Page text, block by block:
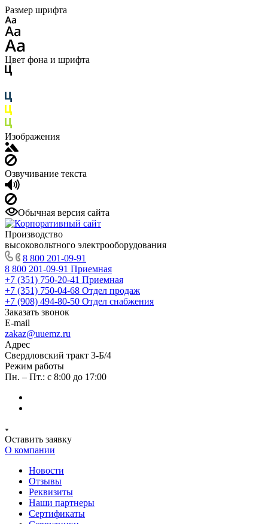
Размер шрифта
Цвет фона и шрифта
Изображения
Озвучивание текста
Обычная версия сайта
Производство
высоковольтного электрооборудования
8 800 201-09-91
8 800 201-09-91 Приемная
+7 (351) 750-20-41 Приемная
+7 (351) 750-04-68 Отдел продаж
+7 (908) 494-80-50 Отдел снабжения
Заказать звонок
E-mail
zakaz@uuemz.ru
Адрес
Свердловский тракт 3-Б/4
Режим работы
Пн. – Пт.: с 8:00 до 17:00
Оставить заявку
О компании
Новости
Отзывы
Реквизиты
Наши партнеры
Сертификаты